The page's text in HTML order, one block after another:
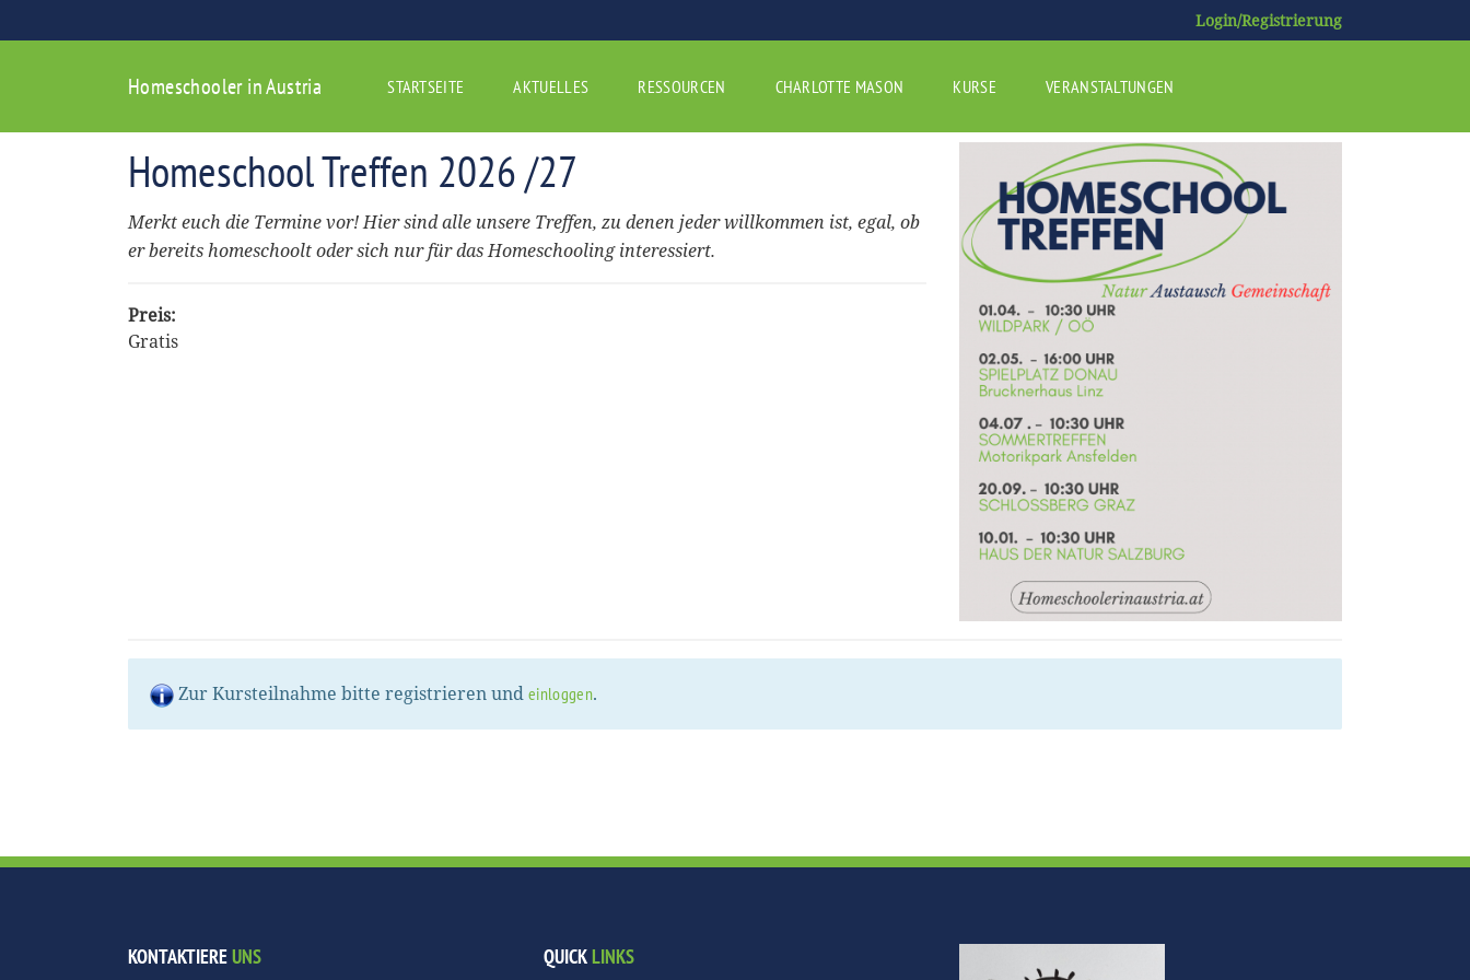
Login/Registrierung
Homeschooler in Austria STARTSEITE AKTUELLES RESSOURCEN CHARLOTTE MASON KURSE VERANSTALTUNGEN
Homeschool Treffen 2026 /27
Merkt euch die Termine vor! Hier sind alle unsere Treffen, zu denen jeder willkommen ist, egal, ob
er bereits homeschoolt oder sich nur für das Homeschooling interessiert.
Preis:
Gratis
Zur Kursteilnahme bitte registrieren und einloggen.
KONTAKTIEREUNS QUICKLINKS